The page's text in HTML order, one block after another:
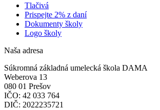
Tlačivá
Prispejte 2% z daní
Dokumenty školy
Logo školy
Naša adresa
Súkromná základná umelecká škola DAMA
Weberova 13
080 01 Prešov
IČO: 42 033 764
DIČ: 2022235721